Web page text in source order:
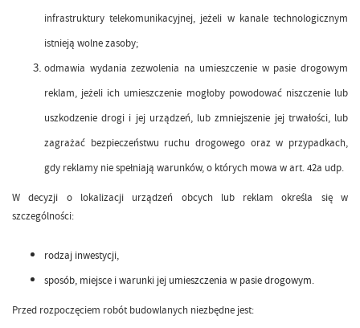
infrastruktury telekomunikacyjnej, jeżeli w kanale technologicznym
istnieją wolne zasoby;
odmawia wydania zezwolenia na umieszczenie w pasie drogowym
reklam, jeżeli ich umieszczenie mogłoby powodować niszczenie lub
uszkodzenie drogi i jej urządzeń, lub zmniejszenie jej trwałości, lub
zagrażać bezpieczeństwu ruchu drogowego oraz w przypadkach,
gdy reklamy nie spełniają warunków, o których mowa w art. 42a udp.
W decyzji o lokalizacji urządzeń obcych lub reklam określa się w
szczególności:
rodzaj inwestycji,
sposób, miejsce i warunki jej umieszczenia w pasie drogowym.
Przed rozpoczęciem robót budowlanych niezbędne jest: